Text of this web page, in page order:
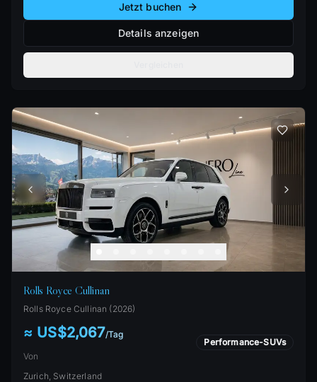
Jetzt buchen
Details anzeigen
Rolls Royce Cullinan
Rolls Royce Cullinan (2026)
≈ US$2,067/Tag
Von
Performance-SUVs
Zurich, Switzerland